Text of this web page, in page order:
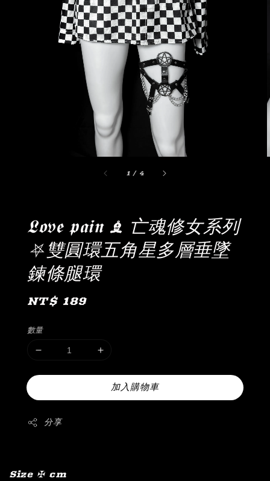
1 / 4
𝕷𝖔v𝖊 𝖕𝖆𝖎𝖓 ♝ 亡魂修女系列
⛧雙圓環五角星多層垂墜
鍊條腿環
Regular
NT$ 189
數量
加入購物車
分享
Size ✠ cm